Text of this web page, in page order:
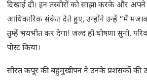
दिखाई दी। इन तस्वीरों को साझा करके और
आधिकारिक संकेत देते हुए, उन्होंने उन्हें “मैं मजाक
तुम्हें भयभीत कर देगा! जल्द ही घोषणा सुनो,
पोस्ट किया।
सीरत कपूर की बहुमुखीपन ने उनके प्रशंसकों की